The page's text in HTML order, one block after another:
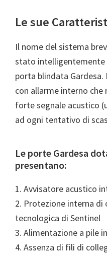
Le sue
Il nome del sistema
stato intelligentemente
porta blindata Gardesa.
con allarme interno
forte segnale acustico
ad ogni tentativo di
Le porte Gardesa
presentano:
1. Avvisatore acustico
2. Protezione interna di
tecnologica di Sentinel
3. Alimentazione a pile
4. Assenza di fili di